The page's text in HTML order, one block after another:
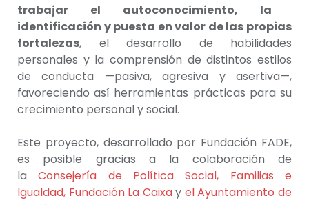
trabajar el autoconocimiento, la
identificación y puesta en valor de las propias
fortalezas, el desarrollo de habilidades
personales y la comprensión de distintos estilos
de conducta —pasiva, agresiva y asertiva—,
favoreciendo así herramientas prácticas para su
crecimiento personal y social.
Este proyecto, desarrollado por Fundación FADE,
es posible gracias a la colaboración de
la Consejería de Política Social, Familias e
Igualdad, Fundación La Caixay el Ayuntamiento de